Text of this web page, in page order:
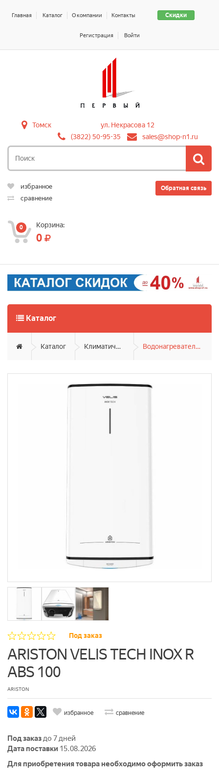
Скидки
Главная Каталог О компании Контакты
Регистрация Войти
Томск
ул. Некрасова 12
(3822) 50-95-35
sales@shop-n1.ru
Обратная связь
избранное
сравнение
0 Корзина:
0
Каталог
Каталог Климатическая техника Водонагреватели накопительные
Под заказ
ARISTON VELIS TECH INOX R
ABS 100
ARISTON
избранное сравнение
Под заказдо 7 дней
Дата поставки 15.08.2026
Для приобретения товара необходимо оформить заказ